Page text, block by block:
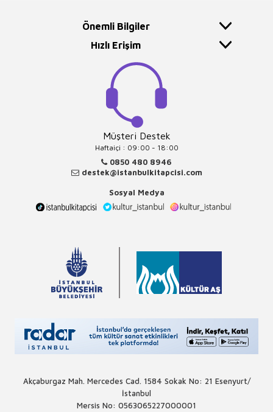
Önemli Bilgiler
Hızlı Erişim
Müşteri Destek
Haftaiçi : 09:00 - 18:00
0850 480 8946
destek@istanbulkitapcisi.com
Sosyal Medya
Akçaburgaz Mah. Mercedes Cad. 1584 Sokak No: 21 Esenyurt/
İstanbul
Mersis No: 0563065227000001